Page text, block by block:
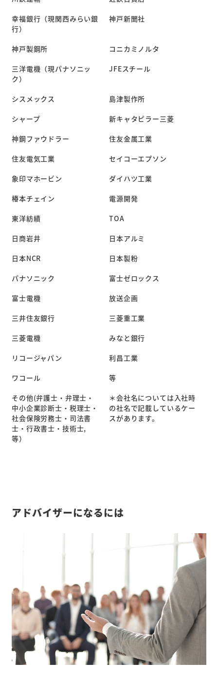
幸福銀行（現関西みらい銀
行）
神戸新聞社
神戸製鋼所 コニカミノルタ
三洋電機（現パナソニッ
ク）
JFEスチール
シスメックス 島津製作所
シャープ 新キャタピラー三菱
神鋼ファウドラー 住友金属工業
住友電気工業 セイコーエプソン
象印マホービン ダイハツ工業
椿本チェイン 電源開発
東洋紡績 TOA
日商岩井 日本アルミ
日本NCR 日本製粉
パナソニック 富士ゼロックス
富士電機 放送企画
三井住友銀行 三菱重工業
三菱電機 みなと銀行
リコージャパン 利昌工業
ワコール 等
その他(弁護士・弁理士・
中小企業診断士・税理士・
社会保険労務士・司法書
士・行政書士・技術士,
等）
＊会社名については入社時
の社名で記載しているケー
スがあります。
アドバイザーになるには